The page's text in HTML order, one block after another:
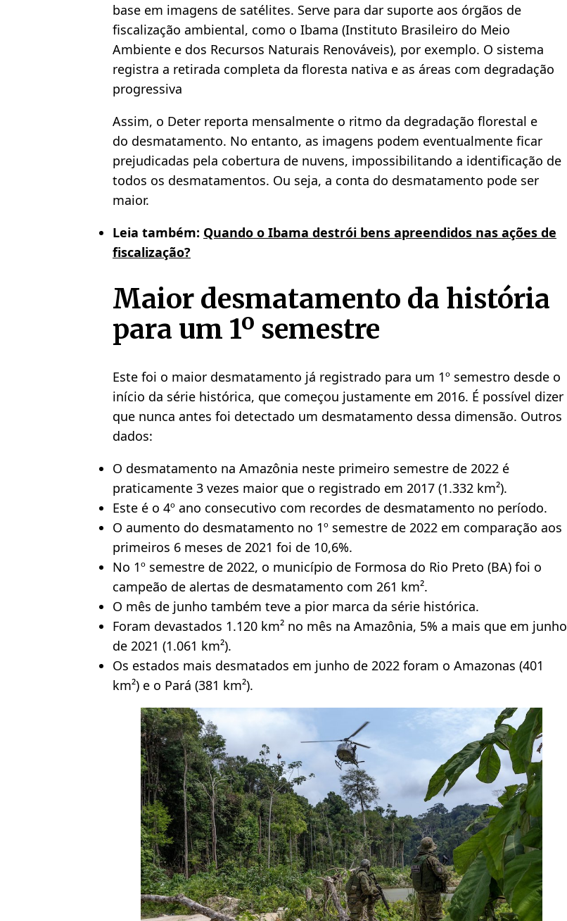
base em imagens de satélites. Serve para dar suporte aos órgãos de
fiscalização ambiental, como o Ibama (Instituto Brasileiro do Meio
Ambiente e dos Recursos Naturais Renováveis), por exemplo. O sistema
registra a retirada completa da floresta nativa e as áreas com degradação
progressiva
Assim, o Deter reporta mensalmente o ritmo da degradação florestal e
do desmatamento. No entanto, as imagens podem eventualmente ficar
prejudicadas pela cobertura de nuvens, impossibilitando a identificação de
todos os desmatamentos. Ou seja, a conta do desmatamento pode ser
maior.
Leia também: Quando o Ibama destrói bens apreendidos nas ações de
fiscalização?
Maior desmatamento da história
para um 1º semestre
Este foi o maior desmatamento já registrado para um 1º semestro desde o
início da série histórica, que começou justamente em 2016. É possível dizer
que nunca antes foi detectado um desmatamento dessa dimensão. Outros
dados:
O desmatamento na Amazônia neste primeiro semestre de 2022 é
praticamente 3 vezes maior que o registrado em 2017 (1.332 km²).
Este é o 4º ano consecutivo com recordes de desmatamento no período.
O aumento do desmatamento no 1º semestre de 2022 em comparação aos
primeiros 6 meses de 2021 foi de 10,6%.
No 1º semestre de 2022, o município de Formosa do Rio Preto (BA) foi o
campeão de alertas de desmatamento com 261 km².
O mês de junho também teve a pior marca da série histórica.
Foram devastados 1.120 km² no mês na Amazônia, 5% a mais que em junho
de 2021 (1.061 km²).
Os estados mais desmatados em junho de 2022 foram o Amazonas (401
km²) e o Pará (381 km²).